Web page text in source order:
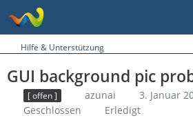
Hilfe & Unterstützung
GUI background pic
[ offen ] azunai
3. Januar
Geschlossen
Erledigt